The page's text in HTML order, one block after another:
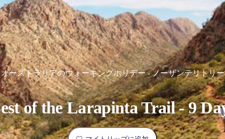
メ
イ
ン
ナ
ビ
ゲ
ー
シ
最
も
人
気
が
高
ロ
ッ
ク
ウ
ィ
ン
プ
リ
ン
グ
ズ
ゥ
国
立
公
園
ー
ル
ド
国
立
公
園
タ
ル
カ
国
立
公
園
テ
ィ
ウ
ィ
諸
島
ニ
ト
ミ
ル
ク
国
立
公
園
デ
ビ
ル
ズ・
マ
ー
ブ
ル
ズ
保
護
区
ェ
ト
マ
ク
ド
ネ
ル
国
立
公
園
体
験
化
体
験
リ
ン
ク
と
イ
ベ
ン
ト
テ
ィ
ビ
テ
ィ
自
然
と
野
生
生
物
歴
史
と
伝
統
釣
り
グ
ジ
ュ
ア
リ
ー
な
体
験
ャ
ン
ピ
ン
グ
&
グ
ラ
ン
ピ
ン
グ
旅
の
コ
ツ
計
画
と
泊
施
設
ツ
ア
ー
＆
レ
ン
タ
ル
＆
オ
フ
ァ
ー
オーストラリアのウォーキングホリデー - ノーザンテリトリー
of the Larapinta Trail - 9